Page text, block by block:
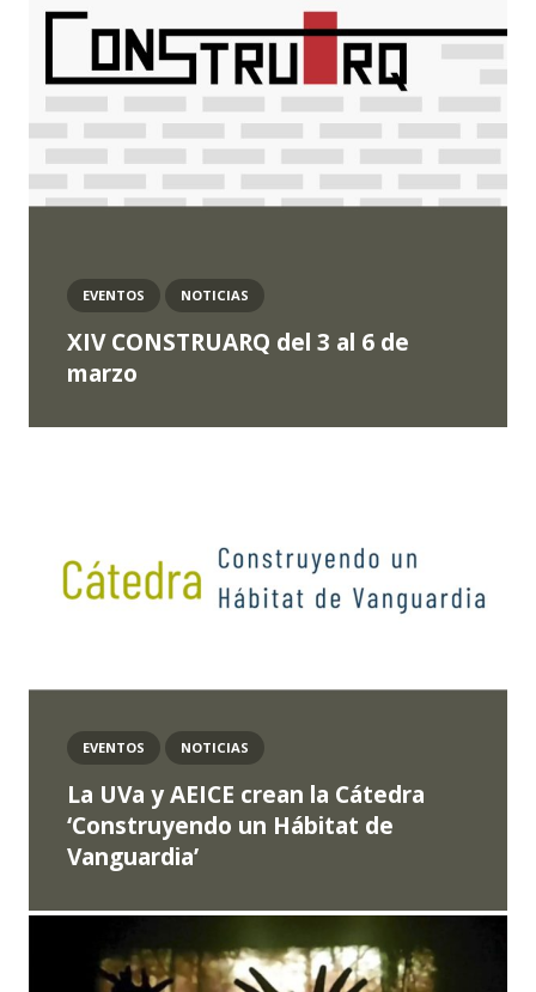
XIV CONSTRUARQ del 3 al 6 de
marzo
EVENTOS NOTICIAS
La UVa y AEICE crean la Cátedra
‘Construyendo un Hábitat de
Vanguardia’
EVENTOS NOTICIAS